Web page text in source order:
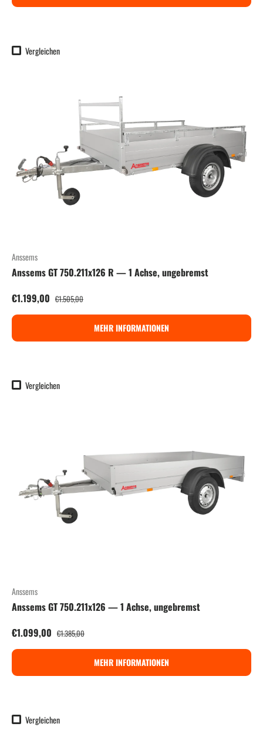
Vergleichen
Anssems
Anssems GT 750.211x126 R — 1 Achse, ungebremst
Verkaufspreis
€1.199,00 Normaler Preis
€1.505,00
MEHR INFORMATIONEN
Vergleichen
Anssems
Anssems GT 750.211x126 — 1 Achse, ungebremst
Verkaufspreis
€1.099,00 Normaler Preis
€1.385,00
MEHR INFORMATIONEN
Vergleichen